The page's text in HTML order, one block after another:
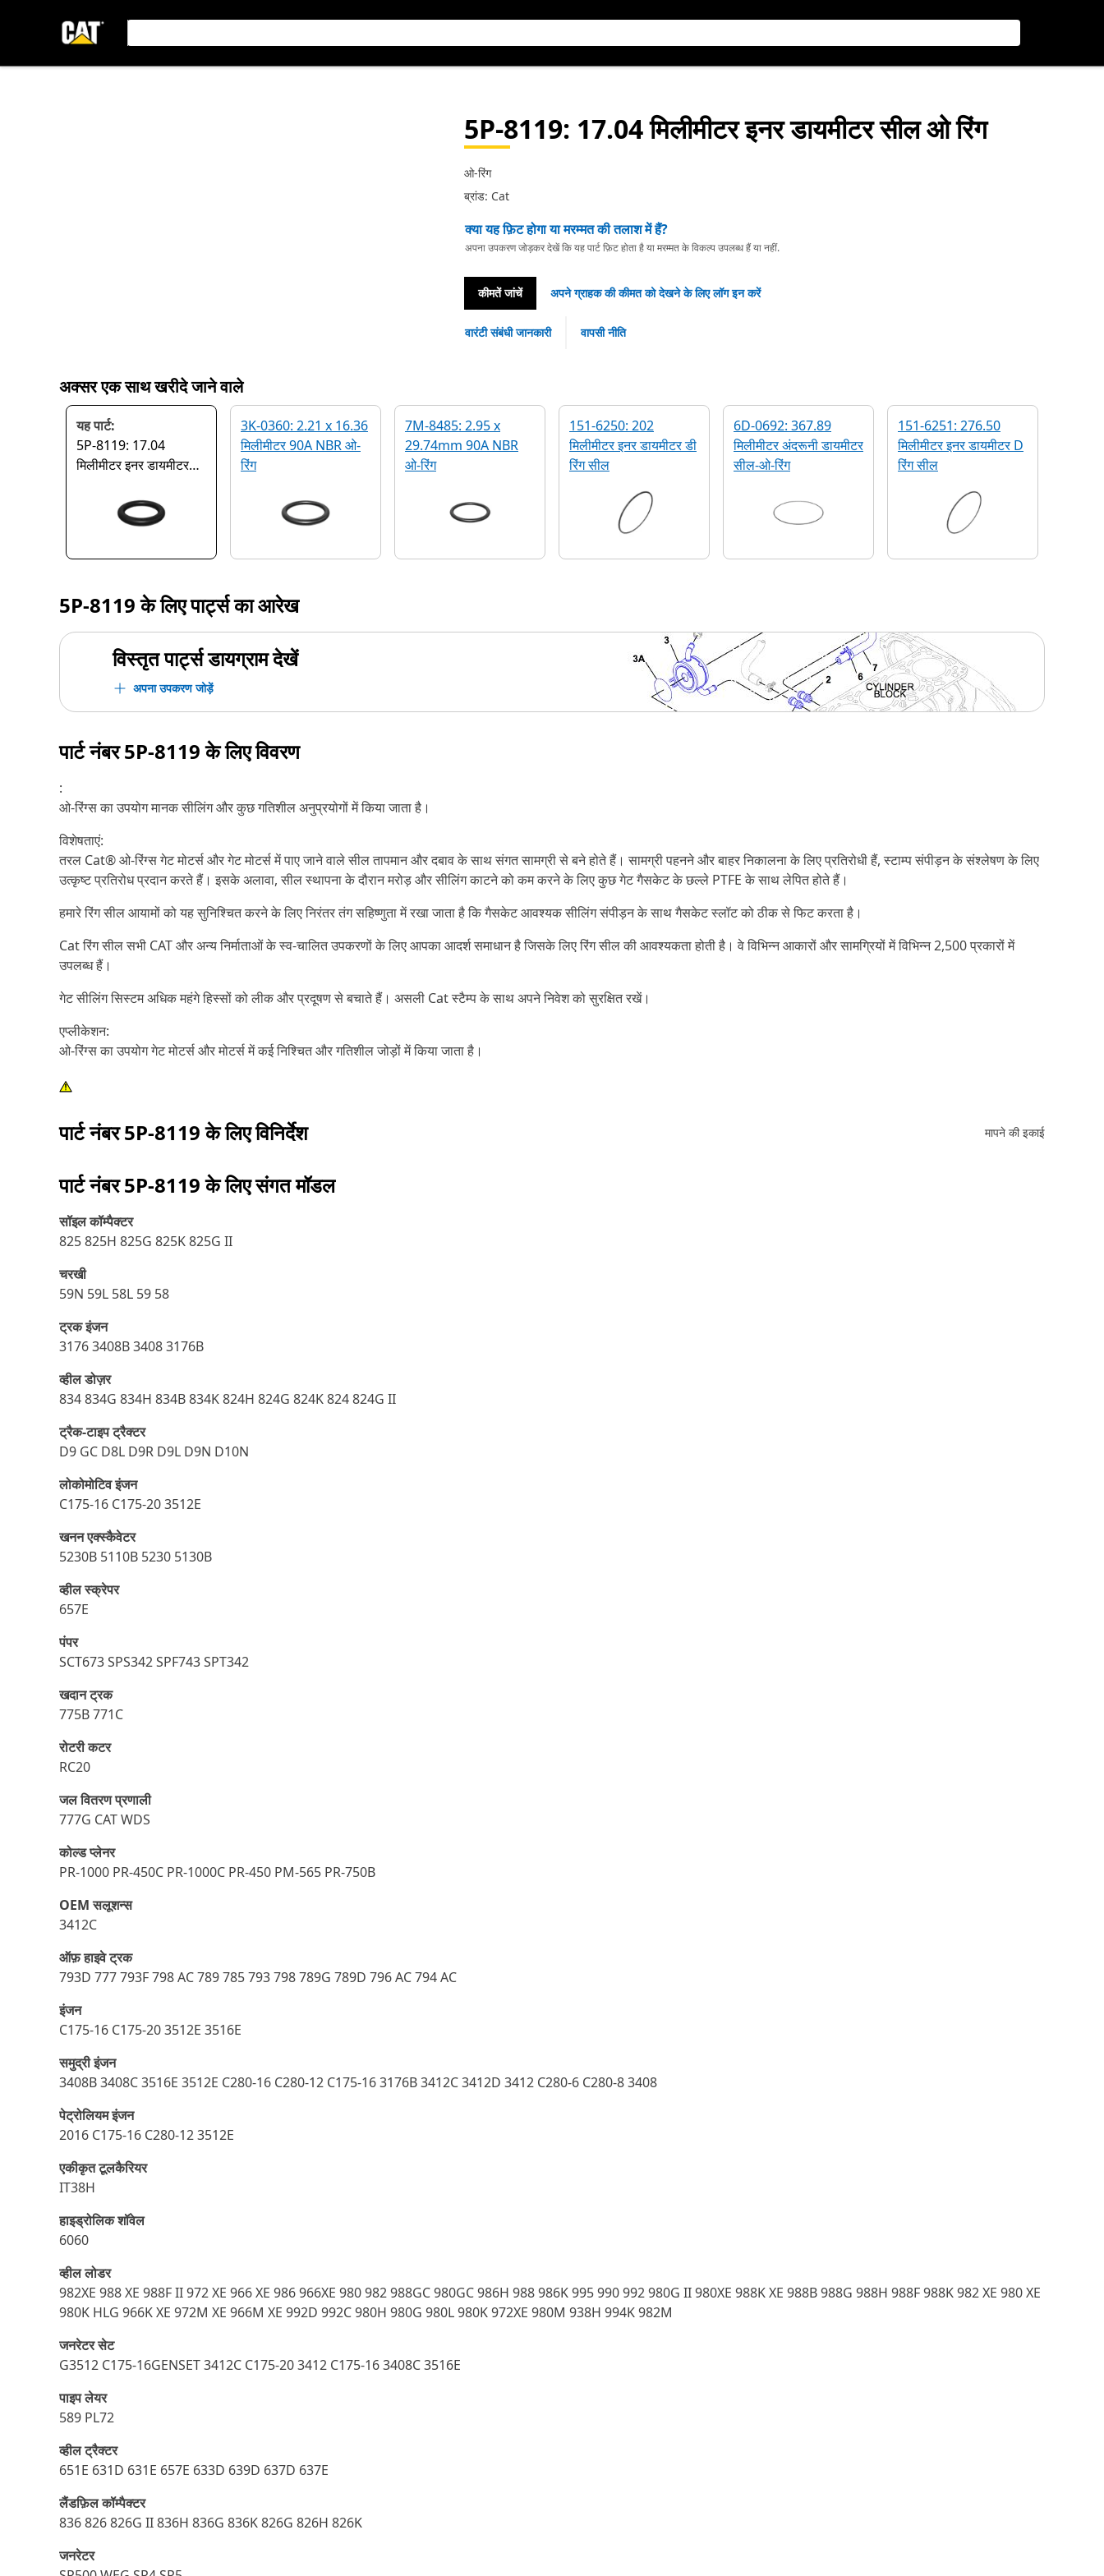
5P-8119: 17.04 मिलीमीटर इनर डायमीटर सील ओ रिंग
ओ-रिंग
ब्रांड: Cat
क्या यह फ़िट होगा या मरम्मत की तलाश में हैं?
अपना उपकरण जोड़कर देखें कि यह पार्ट फ़िट होता है या मरम्मत के विकल्प उपलब्ध हैं या नहीं.
कीमतें जांचें अपने ग्राहक की कीमत को देखने के लिए लॉग इन करें
वारंटी संबंधी जानकारी वापसी नीति
अक्सर एक साथ खरीदे जाने वाले
यह पार्ट:
5P-8119: 17.04
मिलीमीटर इनर डायमीटर
3K-0360: 2.21 x 16.36
मिलीमीटर 90A NBR ओ-
रिंग
7M-8485: 2.95 x
29.74mm 90A NBR
ओ-रिंग
151-6250: 202
मिलीमीटर इनर डायमीटर डी
रिंग सील
6D-0692: 367.89
मिलीमीटर अंदरूनी डायमीटर
सील-ओ-रिंग
151-6251: 276.50
मिलीमीटर इनर डायमीटर D
रिंग सील
5P-8119के लिए पार्ट्स का आरेख
विस्तृत पार्ट्स डायग्राम देखें
अपना उपकरण जोड़ें
पार्ट नंबर5P-8119के लिए विवरण
:
ओ-रिंग्स का उपयोग मानक सीलिंग और कुछ गतिशील अनुप्रयोगों में किया जाता है।
विशेषताएं:
तरल Cat® ओ-रिंग्स गेट मोटर्स और गेट मोटर्स में पाए जाने वाले सील तापमान और दबाव के साथ संगत सामग्री से बने होते हैं। सामग्री पहनने और बाहर निकालना के लिए प्रतिरोधी हैं, स्टाम्प संपीड़न के संश्लेषण के लिए
उत्कृष्ट प्रतिरोध प्रदान करते हैं। इसके अलावा, सील स्थापना के दौरान मरोड़ और सीलिंग काटने को कम करने के लिए कुछ गेट गैसकेट के छल्ले PTFE के साथ लेपित होते हैं।
हमारे रिंग सील आयामों को यह सुनिश्चित करने के लिए निरंतर तंग सहिष्णुता में रखा जाता है कि गैसकेट आवश्यक सीलिंग संपीड़न के साथ गैसकेट स्लॉट को ठीक से फिट करता है।
Cat रिंग सील सभी CAT और अन्य निर्माताओं के स्व-चालित उपकरणों के लिए आपका आदर्श समाधान है जिसके लिए रिंग सील की आवश्यकता होती है। वे विभिन्न आकारों और सामग्रियों में विभिन्न 2,500 प्रकारों में
उपलब्ध हैं।
गेट सीलिंग सिस्टम अधिक महंगे हिस्सों को लीक और प्रदूषण से बचाते हैं। असली Cat स्टैम्प के साथ अपने निवेश को सुरक्षित रखें।
एप्लीकेशन:
ओ-रिंग्स का उपयोग गेट मोटर्स और मोटर्स में कई निश्चित और गतिशील जोड़ों में किया जाता है।
पार्ट नंबर5P-8119के लिए विनिर्देश मापने की इकाई
पार्ट नंबर5P-8119के लिए संगत मॉडल
सॉइल कॉम्पैक्टर
825 825H 825G 825K 825G II
चरखी
59N 59L 58L 59 58
ट्रक इंजन
3176 3408B 3408 3176B
व्हील डोज़र
834 834G 834H 834B 834K 824H 824G 824K 824 824G II
ट्रैक-टाइप ट्रैक्टर
D9 GC D8L D9R D9L D9N D10N
लोकोमोटिव इंजन
C175-16 C175-20 3512E
खनन एक्स्कैवेटर
5230B 5110B 5230 5130B
व्हील स्क्रेपर
657E
पंपर
SCT673 SPS342 SPF743 SPT342
खदान ट्रक
775B 771C
रोटरी कटर
RC20
जल वितरण प्रणाली
777G CAT WDS
कोल्ड प्लेनर
PR-1000 PR-450C PR-1000C PR-450 PM-565 PR-750B
OEM सलूशन्स
3412C
ऑफ़ हाइवे ट्रक
793D 777 793F 798 AC 789 785 793 798 789G 789D 796 AC 794 AC
इंजन
C175-16 C175-20 3512E 3516E
समुद्री इंजन
3408B 3408C 3516E 3512E C280-16 C280-12 C175-16 3176B 3412C 3412D 3412 C280-6 C280-8 3408
पेट्रोलियम इंजन
2016 C175-16 C280-12 3512E
एकीकृत टूलकैरियर
IT38H
हाइड्रोलिक शॉवेल
6060
व्हील लोडर
982XE 988 XE 988F II 972 XE 966 XE 986 966XE 980 982 988GC 980GC 986H 988 986K 995 990 992 980G II 980XE 988K XE 988B 988G 988H 988F 988K 982 XE 980 XE
980K HLG 966K XE 972M XE 966M XE 992D 992C 980H 980G 980L 980K 972XE 980M 938H 994K 982M
जनरेटर सेट
G3512 C175-16GENSET 3412C C175-20 3412 C175-16 3408C 3516E
पाइप लेयर
589 PL72
व्हील ट्रैक्टर
651E 631D 631E 657E 633D 639D 637D 637E
लैंडफ़िल कॉम्पैक्टर
836 826 826G II 836H 836G 836K 826G 826H 826K
जनरेटर